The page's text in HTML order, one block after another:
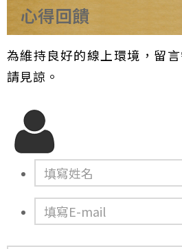
心得回饋
為維持良好的線上環境，留
請見諒。